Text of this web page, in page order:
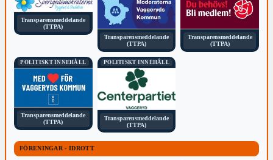
Transparensmeddelande
(TTPA)
Transparensmeddelande
(TTPA)
Transparensmeddelande
(TTPA)
POLITISKT INNEHÅLL
Transparensmeddelande
(TTPA)
POLITISKT INNEHÅLL
Transparensmeddelande
(TTPA)
FÖRENINGAR - IDROTT